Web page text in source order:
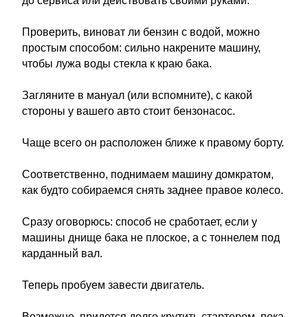
Проверить, виноват ли бензин с водой, можно
простым способом: сильно накрените машину,
чтобы лужа воды стекла к краю бака.
Загляните в мануал (или вспомните), с какой
стороны у вашего авто стоит бензонасос.
Чаще всего он расположен ближе к правому борту.
Соответственно, поднимаем машину домкратом,
как будто собираемся снять заднее правое колесо.
Сразу оговорюсь: способ не сработает, если у
машины днище бака не плоское, а с тоннелем под
карданный вал.
Теперь пробуем завести двигатель.